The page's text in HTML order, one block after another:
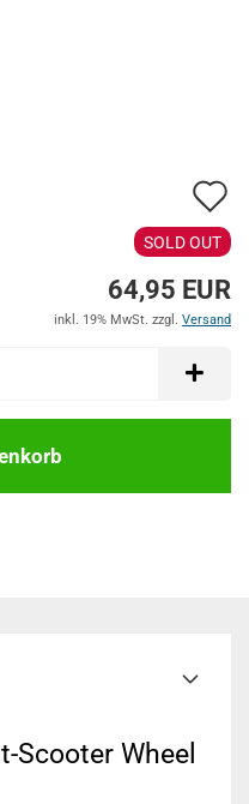
SOLD OUT
64,95 EUR
inkl. 19% MwSt. zzgl. Versand
Scooter Wheel